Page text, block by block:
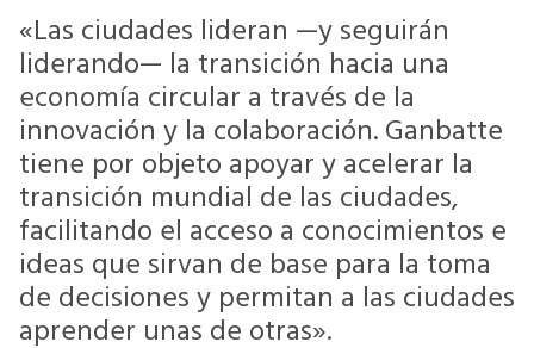
«Las ciudades lideran —y seguirán
liderando— la transición hacia una
economía circular a través de la
innovación y la colaboración. Ganbatte
tiene por objeto apoyar y acelerar la
transición mundial de las ciudades,
facilitando el acceso a conocimientos e
ideas que sirvan de base para la toma
de decisiones y permitan a las ciudades
aprender unas de otras».